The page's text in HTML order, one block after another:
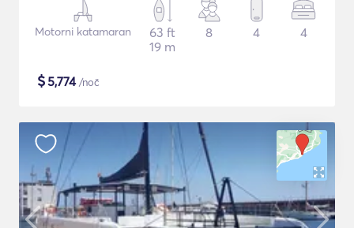
Motorni katamaran
63 ft
19 m
8 4 4
$5,774/noč